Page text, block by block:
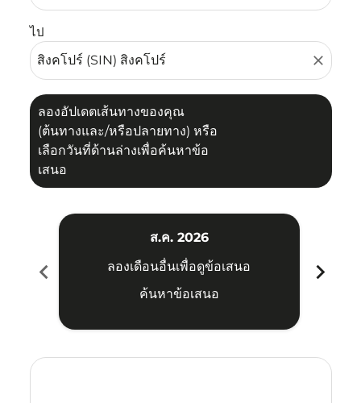
ไป
close
ลองอัปเดตเส้นทางของคุณ
(ต้นทางและ/หรือปลายทาง) หรือ
เลือกวันที่ด้านล่างเพื่อค้นหาข้อ
เสนอ
chevron_left
ส.ค. 2026
ลองเดือนอื่นเพื่อดูข้อเสนอ
ค้นหาข้อเสนอ
chevron_right